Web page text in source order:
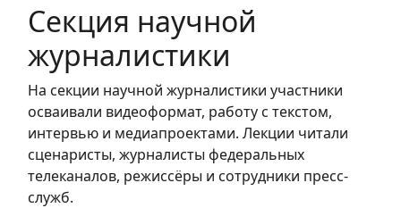
Секция научной
журналистики
На секции научной журналистики участники
осваивали видеоформат, работу с текстом,
интервью и медиапроектами. Лекции читали
сценаристы, журналисты федеральных
телеканалов, режиссёры и сотрудники пресс-
служб.